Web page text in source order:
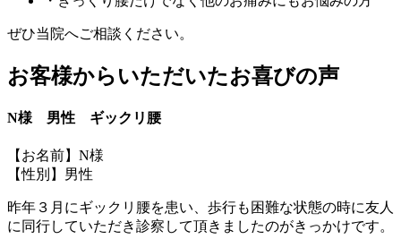
ぜひ当院へご相談ください。
お客様からいただいたお喜びの声
N様 男性 ギックリ腰
【お名前】N様
【性別】男性
昨年３月にギックリ腰を患い、歩行も困難な状態の時に友人
に同行していただき診察して頂きましたのがきっかけです。